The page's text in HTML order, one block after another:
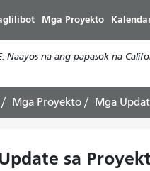
Mga Proyekto
Naayos na ang papasok na
Mga Proyekto Mga
sa